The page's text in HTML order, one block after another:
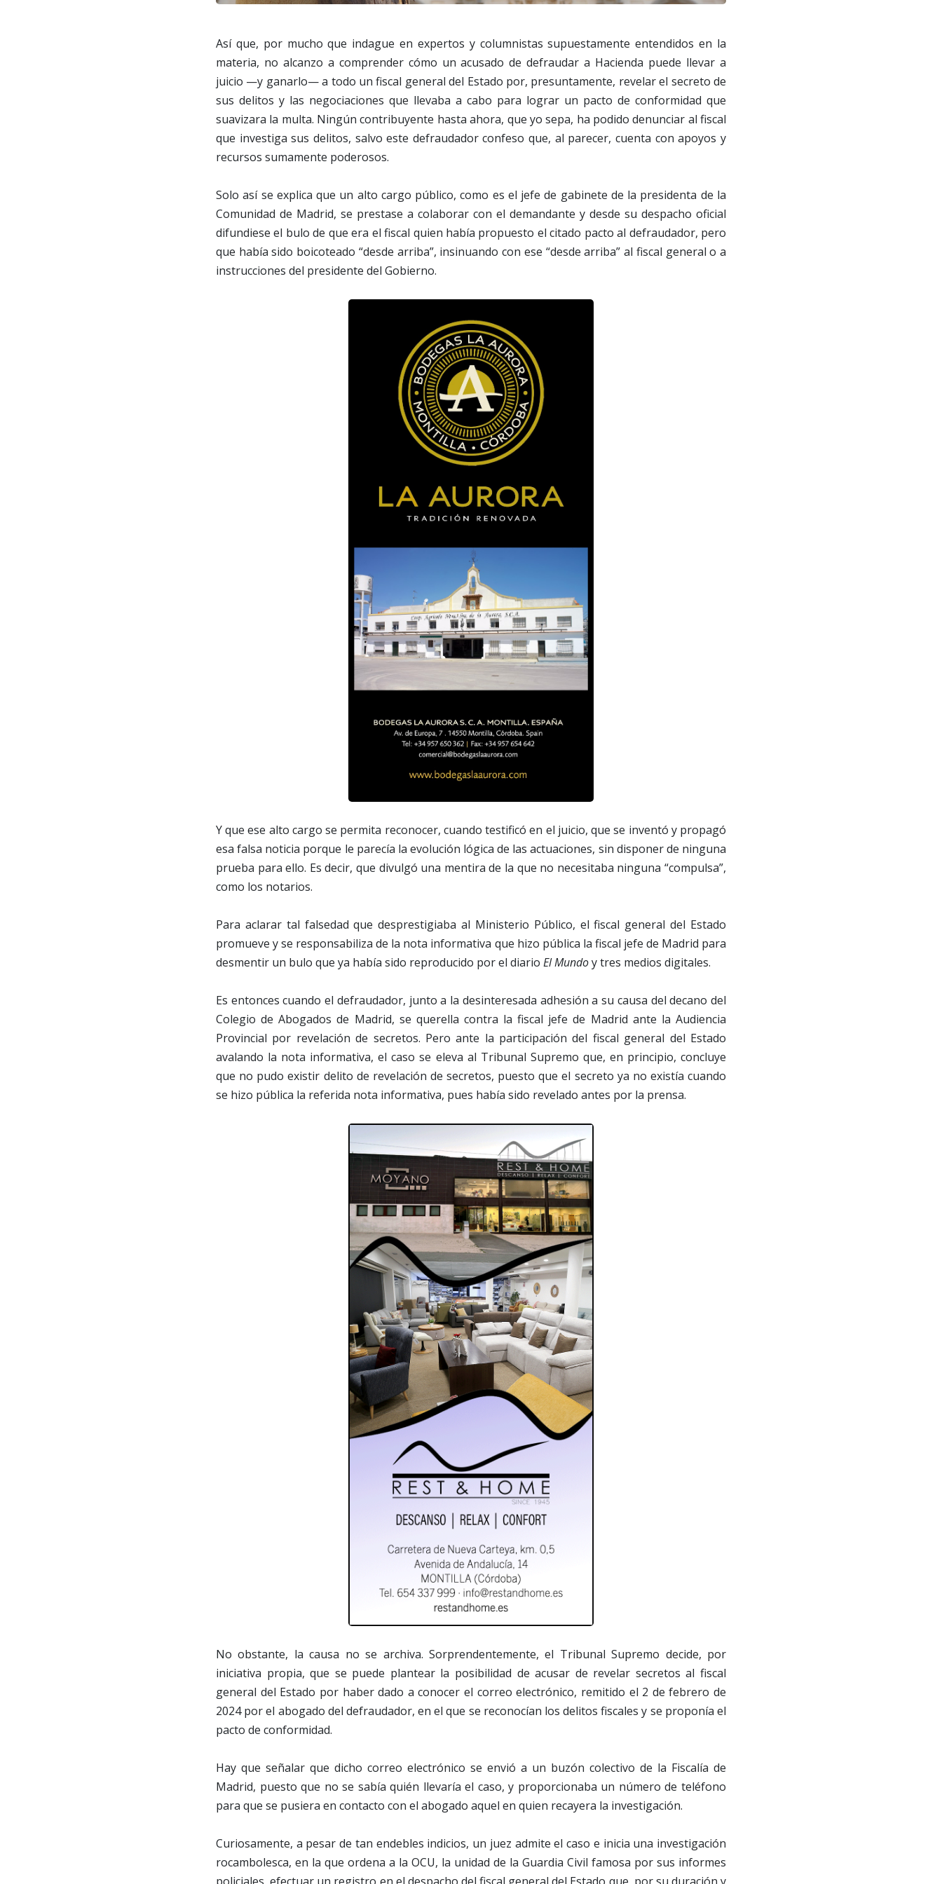
Así que, por mucho que indague en expertos y columnistas supuestamente entendidos en la
materia, no alcanzo a comprender cómo un acusado de defraudar a Hacienda puede llevar a
juicio —y ganarlo— a todo un fiscal general del Estado por, presuntamente, revelar el secreto de
sus delitos y las negociaciones que llevaba a cabo para lograr un pacto de conformidad que
suavizara la multa. Ningún contribuyente hasta ahora, que yo sepa, ha podido denunciar al fiscal
que investiga sus delitos, salvo este defraudador confeso que, al parecer, cuenta con apoyos y
recursos sumamente poderosos.
Solo así se explica que un alto cargo público, como es el jefe de gabinete de la presidenta de la
Comunidad de Madrid, se prestase a colaborar con el demandante y desde su despacho oficial
difundiese el bulo de que era el fiscal quien había propuesto el citado pacto al defraudador, pero
que había sido boicoteado “desde arriba”, insinuando con ese “desde arriba” al fiscal general o a
instrucciones del presidente del Gobierno.
Y que ese alto cargo se permita reconocer, cuando testificó en el juicio, que se inventó y propagó
esa falsa noticia porque le parecía la evolución lógica de las actuaciones, sin disponer de ninguna
prueba para ello. Es decir, que divulgó una mentira de la que no necesitaba ninguna “compulsa”,
como los notarios.
Para aclarar tal falsedad que desprestigiaba al Ministerio Público, el fiscal general del Estado
promueve y se responsabiliza de la nota informativa que hizo pública la fiscal jefe de Madrid para
desmentir un bulo que ya había sido reproducido por el diario El Mundoy tres medios digitales.
Es entonces cuando el defraudador, junto a la desinteresada adhesión a su causa del decano del
Colegio de Abogados de Madrid, se querella contra la fiscal jefe de Madrid ante la Audiencia
Provincial por revelación de secretos. Pero ante la participación del fiscal general del Estado
avalando la nota informativa, el caso se eleva al Tribunal Supremo que, en principio, concluye
que no pudo existir delito de revelación de secretos, puesto que el secreto ya no existía cuando
se hizo pública la referida nota informativa, pues había sido revelado antes por la prensa.
No obstante, la causa no se archiva. Sorprendentemente, el Tribunal Supremo decide, por
iniciativa propia, que se puede plantear la posibilidad de acusar de revelar secretos al fiscal
general del Estado por haber dado a conocer el correo electrónico, remitido el 2 de febrero de
2024 por el abogado del defraudador, en el que se reconocían los delitos fiscales y se proponía el
pacto de conformidad.
Hay que señalar que dicho correo electrónico se envió a un buzón colectivo de la Fiscalía de
Madrid, puesto que no se sabía quién llevaría el caso, y proporcionaba un número de teléfono
para que se pusiera en contacto con el abogado aquel en quien recayera la investigación.
Curiosamente, a pesar de tan endebles indicios, un juez admite el caso e inicia una investigación
rocambolesca, en la que ordena a la OCU, la unidad de la Guardia Civil famosa por sus informes